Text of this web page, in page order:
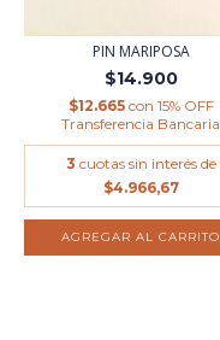
PIN MARIPOSA
$14.900
$12.665 con 15% OFF
Transferencia Bancaria
3 cuotas sin interés de
$4.966,67